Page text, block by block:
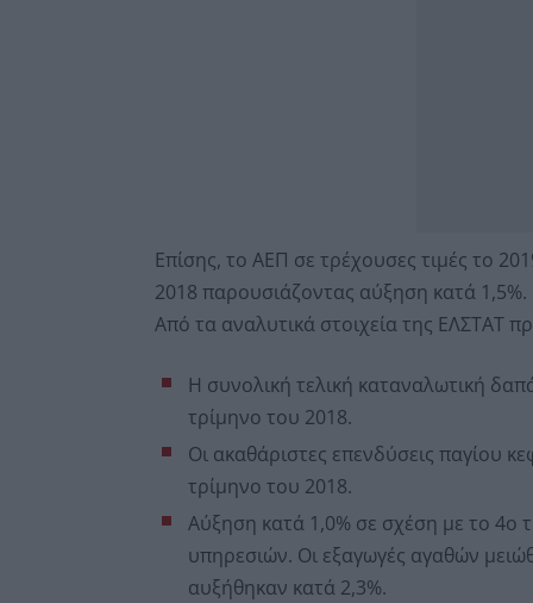
Επίσης, το ΑΕΠ σε τρέχουσες τιμές το
2018 παρουσιάζοντας αύξηση κατά 1,5%.
Από τα αναλυτικά στοιχεία της ΕΛΣΤΑΤ
Η συνολική τελική καταναλωτική
τρίμηνο του 2018.
Οι ακαθάριστες επενδύσεις παγίου
τρίμηνο του 2018.
Αύξηση κατά 1,0% σε σχέση με το 4o
υπηρεσιών. Οι εξαγωγές αγαθών
αυξήθηκαν κατά 2,3%.